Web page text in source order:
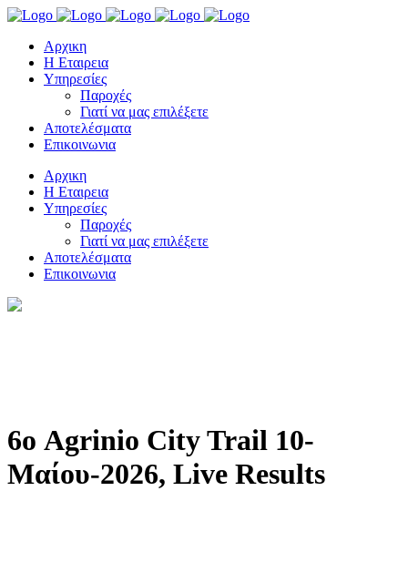
Αρχικη
Η Εταιρεια
Υπηρεσίες
Παροχές
Γιατί να μας επιλέξετε
Αποτελέσματα
Επικοινωνια
Αρχικη
Η Εταιρεια
Υπηρεσίες
Παροχές
Γιατί να μας επιλέξετε
Αποτελέσματα
Επικοινωνια
6ο Agrinio City Trail 10-
Μαίου-2026, Live Results